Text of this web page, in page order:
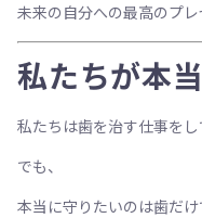
未来の自分への最高のプレ
私たちが本
私たちは歯を治す仕事をし
でも、
本当に守りたいのは歯だけ